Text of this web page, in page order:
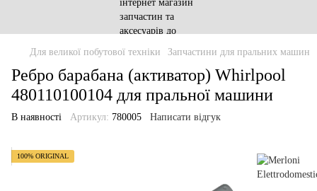
Для великої побутової техніки Запчастини для пральних машин
Ребро барабана (активатор) Whirlpool
480110100104 для пральної машини
В наявності Артикул: 780005 Написати відгук
100% ORIGINAL